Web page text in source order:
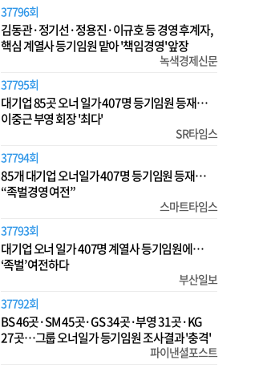
37796회
김동관·정기선·정용진·이규호 등 경영 후계자,
핵심 계열사 등기임원 맡아 '책임경영' 앞장
녹색경제신문
37795회
대기업 85곳 오너 일가 407명 등기임원 등재…
이중근 부영 회장 '최다'
SR타임스
37794회
85개 대기업 오너일가 407명 등기임원 등재…
“족벌경영 여전”
스마트타임스
37793회
대기업 오너 일가 407명 계열사 등기임원에…
‘족벌’ 여전하다
부산일보
37792회
BS 46곳·SM 45곳·GS 34곳·부영 31곳·KG
27곳…그룹 오너일가 등기임원 조사결과 '충격'
파이낸셜포스트